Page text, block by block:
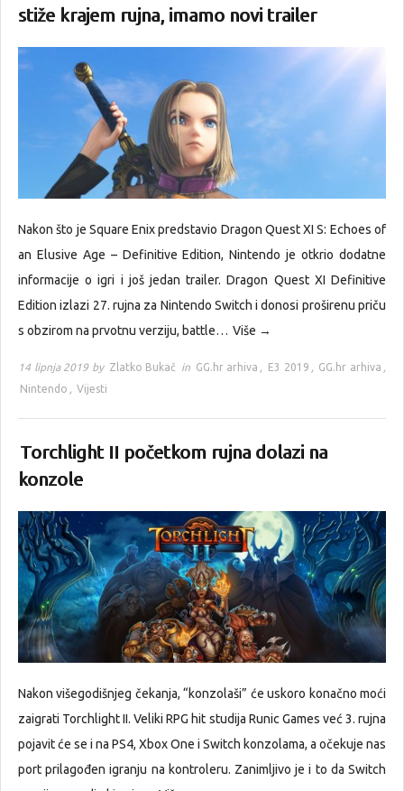
stiže krajem rujna, imamo novi trailer
Nakon što je Square Enix predstavio Dragon Quest XI S: Echoes of
an Elusive Age – Definitive Edition, Nintendo je otkrio dodatne
informacije o igri i još jedan trailer. Dragon Quest XI Definitive
Edition izlazi 27. rujna za Nintendo Switch i donosi proširenu priču
s obzirom na prvotnu verziju, battle… Više →
14 lipnja 2019 by Zlatko Bukač in GG.hr arhiva , E3 2019 , GG.hr arhiva ,
Nintendo , Vijesti
Torchlight II početkom rujna dolazi na
konzole
Nakon višegodišnjeg čekanja, “konzolaši” će uskoro konačno moći
zaigrati Torchlight II. Veliki RPG hit studija Runic Games već 3. rujna
pojavit će se i na PS4, Xbox One i Switch konzolama, a očekuje nas
port prilagođen igranju na kontroleru. Zanimljivo je i to da Switch